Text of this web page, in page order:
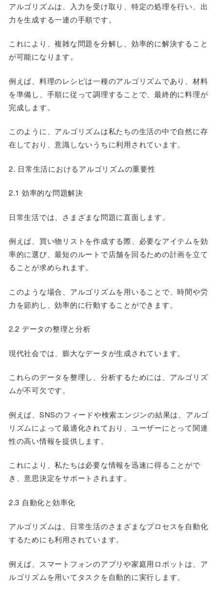
アルゴリズムは、入力を受け取り、特定の処理を行い、出
力を生成する一連の手順です。
これにより、複雑な問題を分解し、効率的に解決すること
が可能になります。
例えば、料理のレシピは一種のアルゴリズムであり、材料
を準備し、手順に従って調理することで、最終的に料理が
完成します。
このように、アルゴリズムは私たちの生活の中で自然に存
在しており、意識しないうちに利用されています。
2. 日常生活におけるアルゴリズムの重要性
2.1 効率的な問題解決
日常生活では、さまざまな問題に直面します。
例えば、買い物リストを作成する際、必要なアイテムを効
率的に選び、最短のルートで店舗を回るための計画を立て
ることが求められます。
このような場合、アルゴリズムを用いることで、時間や労
力を節約し、効率的に行動することができます。
2.2 データの整理と分析
現代社会では、膨大なデータが生成されています。
これらのデータを整理し、分析するためには、アルゴリズ
ムが不可欠です。
例えば、SNSのフィードや検索エンジンの結果は、アルゴ
リズムによって最適化されており、ユーザーにとって関連
性の高い情報を提供します。
これにより、私たちは必要な情報を迅速に得ることがで
き、意思決定をサポートされます。
2.3 自動化と効率化
アルゴリズムは、日常生活のさまざまなプロセスを自動化
するためにも利用されています。
例えば、スマートフォンのアプリや家庭用ロボットは、ア
ルゴリズムを用いてタスクを自動的に実行します。